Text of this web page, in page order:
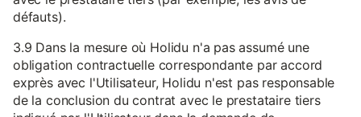
défauts).
3.9 Dans la mesure où Holidu n'a pas assumé une
obligation contractuelle correspondante par accord
exprès avec l'Utilisateur, Holidu n'est pas responsable
de la conclusion du contrat avec le prestataire tiers